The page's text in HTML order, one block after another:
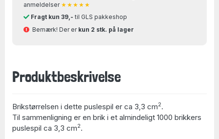
anmeldelser ★★★★★
Fragt kun 39,- til GLS pakkeshop
Bemærk! Der er kun 2 stk. på lager
Produktbeskrivelse
Brikstørrelsen i dette puslespil er ca 3,3 cm2.
Til sammenligning er en brik i et almindeligt 1000 brikkers
puslespil ca 3,3 cm2.